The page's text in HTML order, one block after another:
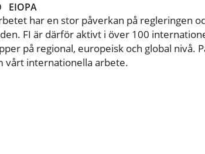
EIOPA
har en stor påverkan på regleringen
FI är därför aktivt i över 100
på regional, europeisk och global nivå.
vårt internationella arbete.